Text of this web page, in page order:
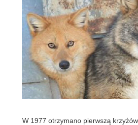
W 1977 otrzymano pierwszą